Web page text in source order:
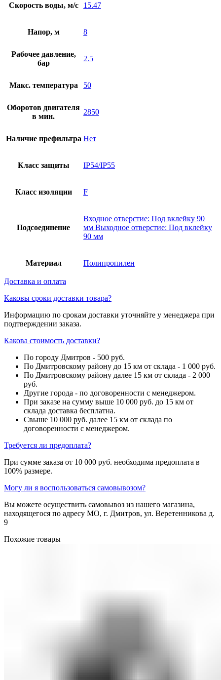
Скорость воды, м/с 15.47
Напор, м 8
Рабочее давление,
бар
2.5
Макс. температура 50
Оборотов двигателя
в мин.
2850
Наличие префильтра Нет
Класс защиты IP54/IP55
Класс изоляции F
Подсоединение
Входное отверстие: Под вклейку 90
мм Выходное отверстие: Под вклейку
90 мм
Материал Полипропилен
Доставка и оплата
Каковы сроки доставки товара?
Информацию по срокам доставки уточняйте у менеджера при
подтверждении заказа.
Какова стоимость доставки?
По городу Дмитров - 500 руб.
По Дмитровскому району до 15 км от склада - 1 000 руб.
По Дмитровскому району далее 15 км от склада - 2 000
руб.
Другие города - по договоренности с менеджером.
При заказе на сумму выше 10 000 руб. до 15 км от
склада доставка бесплатна.
Свыше 10 000 руб. далее 15 км от склада по
договоренности с менеджером.
Требуется ли предоплата?
При сумме заказа от 10 000 руб. необходима предоплата в
100% размере.
Могу ли я воспользоваться самовывозом?
Вы можете осуществить самовывоз из нашего магазина,
находящегося по адресу МО, г. Дмитров, ул. Веретенникова д.
9
Похожие товары